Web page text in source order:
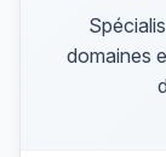
domaines